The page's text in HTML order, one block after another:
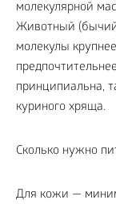
молекулярной
Животный
молекулы
принципиальна,
куриного хряща.
Сколько нужно
Для кожи —